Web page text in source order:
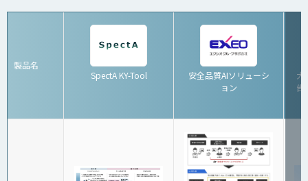
製品名
SpectA KY-Tool
安全品質AIソリューシ
ョン
大
告